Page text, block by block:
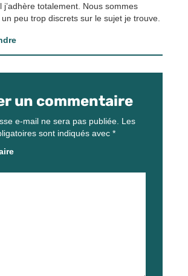
j’adhère totalement. Nous sommes
un peu trop discrets sur le sujet je trouve.
un commentaire
e-mail ne sera pas publiée. Les
sont indiqués avec *